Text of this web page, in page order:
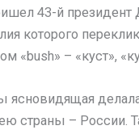
43-й
которого
«bush» – «куст»,
ясновидящая
страны – России.